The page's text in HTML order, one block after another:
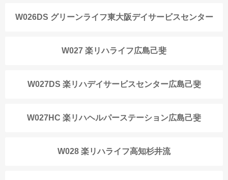
W026DS グリーンライフ東大阪デイサービスセンター
W027 楽リハライフ広島己斐
W027DS 楽リハデイサービスセンター広島己斐
W027HC 楽リハヘルパーステーション広島己斐
W028 楽リハライフ高知杉井流